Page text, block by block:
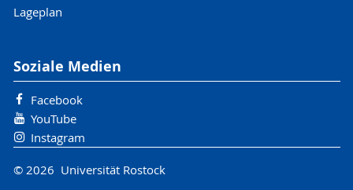
Lageplan
Soziale Medien
Facebook
YouTube
Instagram
© 2026 Universität Rostock